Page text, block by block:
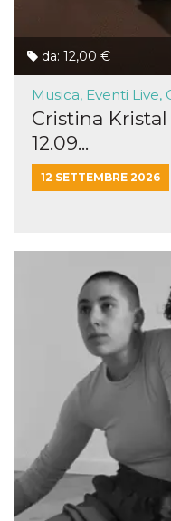
da: 12,00 €
Musica, Eventi Live,
Cristina
12.09...
12 SETTEMBRE 2026